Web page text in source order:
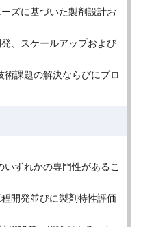
ズに基づいた製剤設計お
、スケールアップおよび
術課題の解決ならびにプロ
ずれかの専門性があるこ
開発並びに製剤特性評価